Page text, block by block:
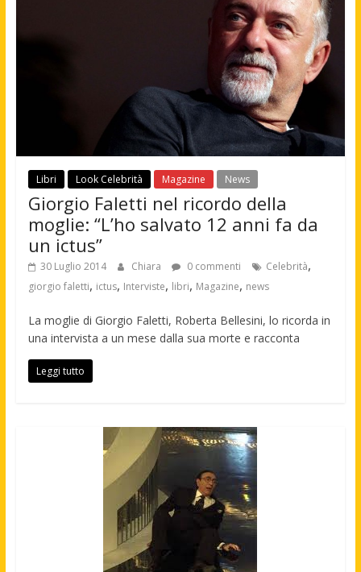
Libri Look Celebrità Magazine News
Giorgio Faletti nel ricordo della
moglie: “L’ho salvato 12 anni fa da
un ictus”
30 Luglio 2014 Chiara 0 commenti Celebrità,
giorgio faletti, ictus, Interviste, libri, Magazine, news
La moglie di Giorgio Faletti, Roberta Bellesini, lo ricorda in
una intervista a un mese dalla sua morte e racconta
Leggi tutto